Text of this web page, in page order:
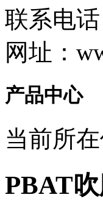
联系电话
网址：
产品中心
当前所在
PBAT